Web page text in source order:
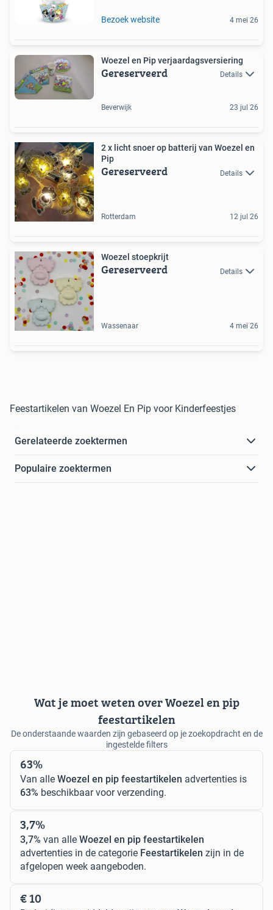
Bezoek website 4 mei 26
Woezel en Pip verjaardagsversiering
Gereserveerd Details
Beverwijk 23 jul 26
2 x licht snoer op batterij van Woezel en
Pip
Gereserveerd Details
Rotterdam 12 jul 26
Woezel stoepkrijt
Gereserveerd Details
Wassenaar 4 mei 26
Feestartikelen van Woezel En Pip voor Kinderfeestjes
Gerelateerde zoektermen
Populaire zoektermen
Wat je moet weten over Woezel en pip
feestartikelen
De onderstaande waarden zijn gebaseerd op je zoekopdracht en de
ingestelde filters
63%
Van alle Woezel en pip feestartikelen advertenties is
63% beschikbaar voor verzending.
3,7%
3,7% van alle Woezel en pip feestartikelen
advertenties in de categorie Feestartikelen zijn in de
afgelopen week aangeboden.
€ 10